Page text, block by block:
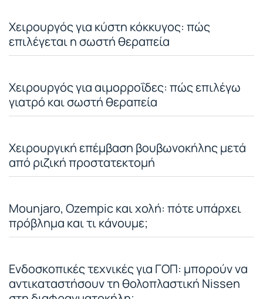
Χειρουργός για κύστη κόκκυγος: πώς
επιλέγεται η σωστή θεραπεία
Χειρουργός για αιμορροΐδες: πώς επιλέγω
γιατρό και σωστή θεραπεία
Χειρουργική επέμβαση βουβωνοκήλης μετά
από ριζική προστατεκτομή
Mounjaro, Ozempic και χολή: πότε υπάρχει
πρόβλημα και τι κάνουμε;
Ενδοσκοπικές τεχνικές για ΓΟΠ: μπορούν να
αντικαταστήσουν τη θολοπλαστική Nissen